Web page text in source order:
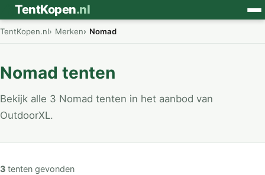
TentKopen.nl
TentKopen.nl Merken Nomad
Nomad tenten
Bekijk alle 3 Nomad tenten in het aanbod van
OutdoorXL.
3 tenten gevonden